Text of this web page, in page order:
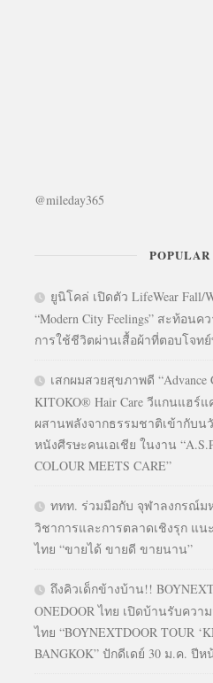
@mileday365
POPULAR
ยูนิโคล่ เปิดตัว LifeWear Fall/
“Modern City Feelings” สะท้อน
การใช้ชีวิตผ่านเสื้อผ้าที่ตอบโจท
เสกผมสวยสุขภาพดี “Advance
KITOKO® Hair Care วีแกนแฮร์
ผสานพลังจากธรรมชาติเข้ากับน
หนังศีรษะคนเอเชีย ในงาน
COLOUR MEETS CARE”
ททท. ร่วมมือกับ จุฬาลงกรณ์ม
วิชาการและการตลาดเชิงรุก แน
ไทย “ขายได้ ขายดี ขายนาน”
ถึงคิวเด็กข้างบ้าน!!
ONEDOOR ไทย เปิดบ้านรับคว
ไทย “BOYNEXTDOOR TOUR
BANGKOK” ปักดีเดย์ 30 ม.ค. ปีห